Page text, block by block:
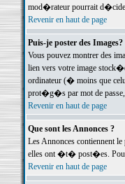
mod�rateur pourrait
Revenir en haut de page
Puis-je poster des Images?
Vous pouvez montrer des
lien vers votre image
ordinateur (� moins que
prot�g�s par mot de
Revenir en haut de page
Que sont les Annonces ?
Les Annonces contiennent
elles ont �t� post�es.
Revenir en haut de page